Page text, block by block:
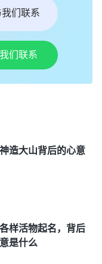
法利赛人看到很多
为了保住自己的地
毁谤、定罪主耶
钉在了十字架上，
与惩罚。从中看到
否高大，而是注
，他们认出了神
归回到神面前，
从主耶稣所传的
的要求中认识到
就是要来的弥赛
养浇灌。这时我才
们联系
们联系
造大山背后的心意
样活物起名，背后
是什么